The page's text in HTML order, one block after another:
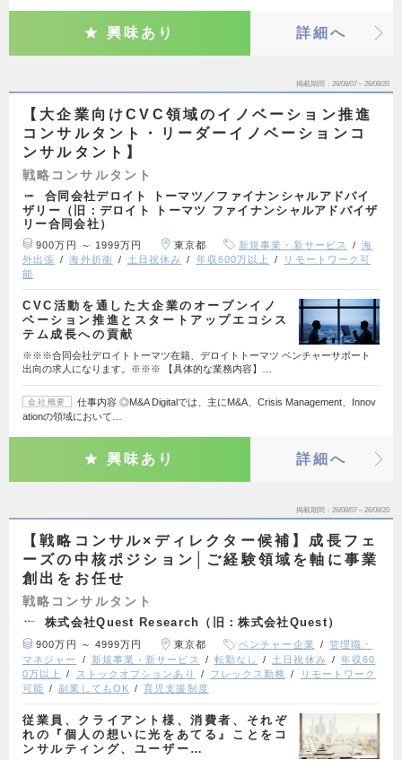
興味あり 詳細へ
掲載期間 26/08/07～26/08/20
【大企業向けCVC領域のイノベーション推進
コンサルタント・リーダーイノベーションコ
ンサルタント】
戦略コンサルタント
合同会社デロイト トーマツ／ファイナンシャルアドバイ
ザリー（旧：デロイト トーマツ ファイナンシャルアドバイザ
リー合同会社）
900万円 ～ 1999万円 東京都 新規事業・新サービス
海
外出張
海外折衝 土日祝休み 年収600万以上
リモートワーク可
能
CVC活動を通した大企業のオープンイノ
ベーション推進とスタートアップエコシス
テム成長への貢献
※※※合同会社デロイトトーマツ在籍、デロイトトーマツ ベンチャーサポート
出向の求人になります。※※※ 【具体的な業務内容】…
会社概要
仕事内容 ◎M&A Digitalでは、主にM&A、Crisis Management、Innov
ationの領域において…
興味あり 詳細へ
掲載期間 26/08/07～26/08/20
【戦略コンサル×ディレクター候補】成長フェ
ーズの中核ポジション│ご経験領域を軸に事業
創出をお任せ
戦略コンサルタント
株式会社Quest Research（旧：株式会社Quest）
900万円 ～ 4999万円 東京都 ベンチャー企業
管理職・
マネジャー
新規事業・新サービス 転勤なし 土日祝休み
年収60
0万以上
ストックオプションあり フレックス勤務
リモートワーク
可能
副業してもOK 育児支援制度
従業員、クライアント様、消費者、それぞ
れの『個人の想いに光をあてる』ことをコ
ンサルティング、ユーザー…